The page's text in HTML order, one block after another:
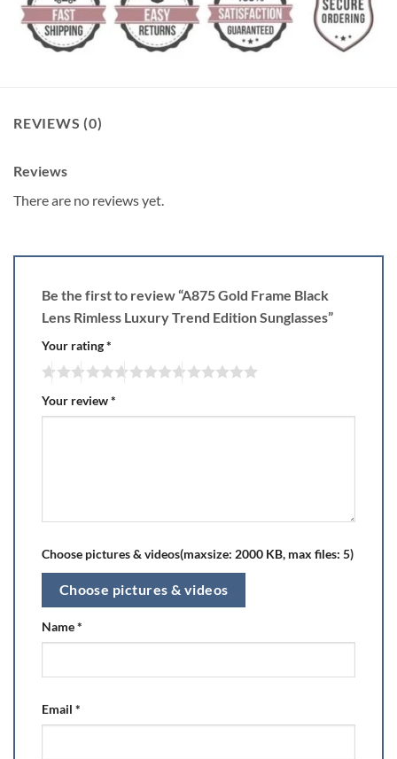
REVIEWS (0)
Reviews
There are no reviews yet.
Be the first to review “A875 Gold Frame Black
Lens Rimless Luxury Trend Edition Sunglasses”
Your rating*
Your review*
Choose pictures & videos(maxsize: 2000 KB, max files: 5)
Choose pictures & videos
Name*
Email *